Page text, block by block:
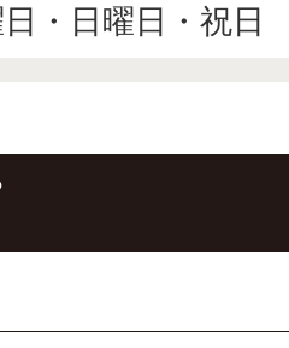
・日曜日・祝日